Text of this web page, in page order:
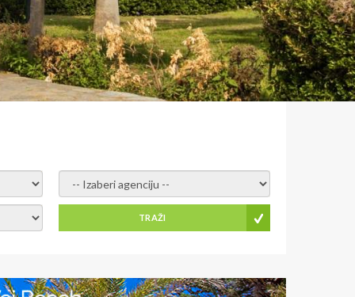
- izaberi agenciju -
TRAŽI